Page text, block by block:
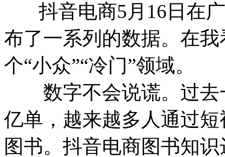
抖音电商5月16日在广
布了一系列的数据。在
个“小众”“冷门”领域。
数字不会说谎。过去
亿单，越来越多人通过
图书。抖音电商图书知